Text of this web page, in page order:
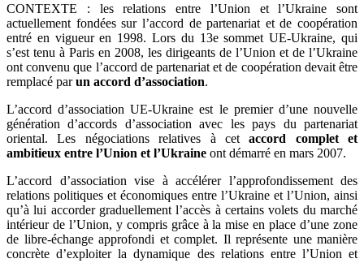
CONTEXTE : les relations entre l’Union et l’Ukraine sont
actuellement fondées sur l’accord de partenariat et de coopération
entré en vigueur en 1998. Lors du 13e sommet UE-Ukraine, qui
s’est tenu à Paris en 2008, les dirigeants de l’Union et de l’Ukraine
ont convenu que l’accord de partenariat et de coopération devait être
remplacé parun accord d’association.
L’accord d’association UE-Ukraine est le premier d’une nouvelle
génération d’accords d’association avec les pays du partenariat
oriental. Les négociations relatives à cetaccord complet et
ambitieux entre l’Union et l’Ukraine ont démarré en mars 2007.
L’accord d’association vise à accélérer l’approfondissement des
relations politiques et économiques entre l’Ukraine et l’Union, ainsi
qu’à lui accorder graduellement l’accès à certains volets du marché
intérieur de l’Union, y compris grâce à la mise en place d’une zone
de libre-échange approfondi et complet. Il représente une manière
concrète d’exploiter la dynamique des relations entre l’Union et